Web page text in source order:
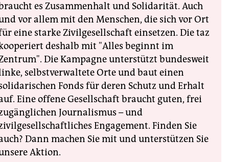
es Zusammenhalt und Solidarität. Auch
vor allem mit den Menschen, die sich vor Ort
eine starke Zivilgesellschaft einsetzen. Die taz
deshalb mit "Alles beginnt im
Die Kampagne unterstützt bundesweit
selbstverwaltete Orte und baut einen
Fonds für deren Schutz und Erhalt
Eine offene Gesellschaft braucht guten, frei
Journalismus – und
Engagement. Finden Sie
Dann machen Sie mit und unterstützen Sie
Aktion.